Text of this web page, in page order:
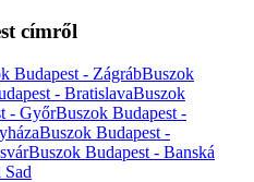
címről
Budapest - ZágrábBuszok
- BratislavaBuszok
- GyőrBuszok Budapest -
Buszok Budapest -
Buszok Budapest - Banská